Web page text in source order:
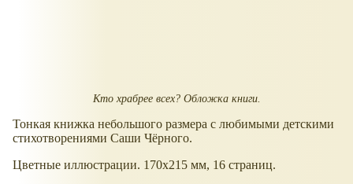
Кто храбрее всех? Обложка книги.
Тонкая книжка небольшого размера с любимыми детскими
стихотворениями Саши Чёрного.
Цветные иллюстрации. 170x215 мм, 16 страниц.